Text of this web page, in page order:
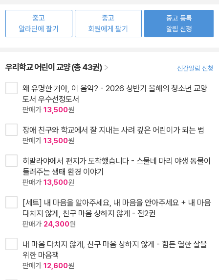
중고
알라딘에 팔기
중고
회원에게 팔기
중고 등록
알림 신청
우리학교 어린이 교양 (총 43권) 신간알림 신청
왜 유명한 거야, 이 음악? - 2026 상반기 올해의 청소년 교양
도서 우수선정도서
판매가 13,500원
장애 친구와 학교에서 잘 지내는 사려 깊은 어린이가 되는 법
판매가 13,500원
히말라야에서 편지가 도착했습니다 - 스물네 마리 야생 동물이
들려주는 생태 환경 이야기
판매가 13,500원
[세트] 내 마음을 알아주세요, 내 마음을 안아주세요 + 내 마음
다치지 않게, 친구 마음 상하지 않게 - 전2권
판매가 24,300원
내 마음 다치지 않게, 친구 마음 상하지 않게 - 힘든 열한 살을
위한 마음책
판매가 12,600원